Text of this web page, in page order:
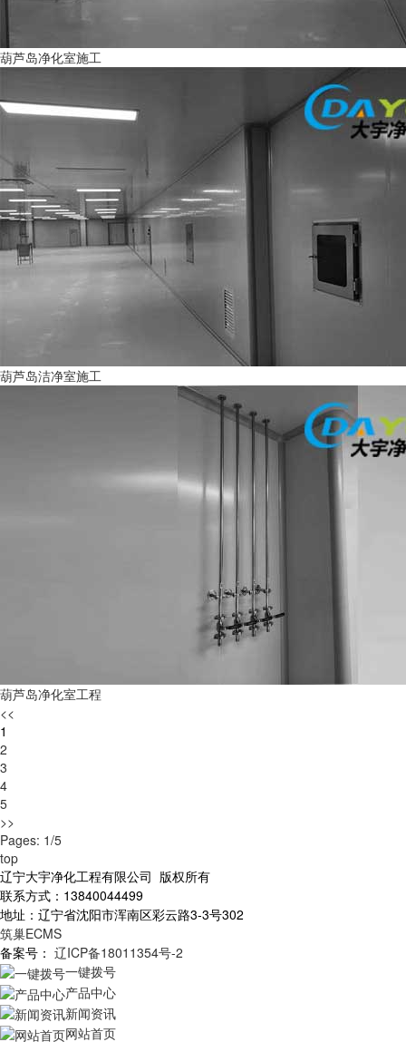
葫芦岛净化室施工
葫芦岛洁净室施工
葫芦岛净化室工程
<<
1
2
3
4
5
>>
Pages: 1/5
top
辽宁大宇净化工程有限公司 版权所有
联系方式：13840044499
地址：辽宁省沈阳市浑南区彩云路3-3号302
筑巢ECMS
备案号： 辽ICP备18011354号-2
一键拨号
产品中心
新闻资讯
网站首页